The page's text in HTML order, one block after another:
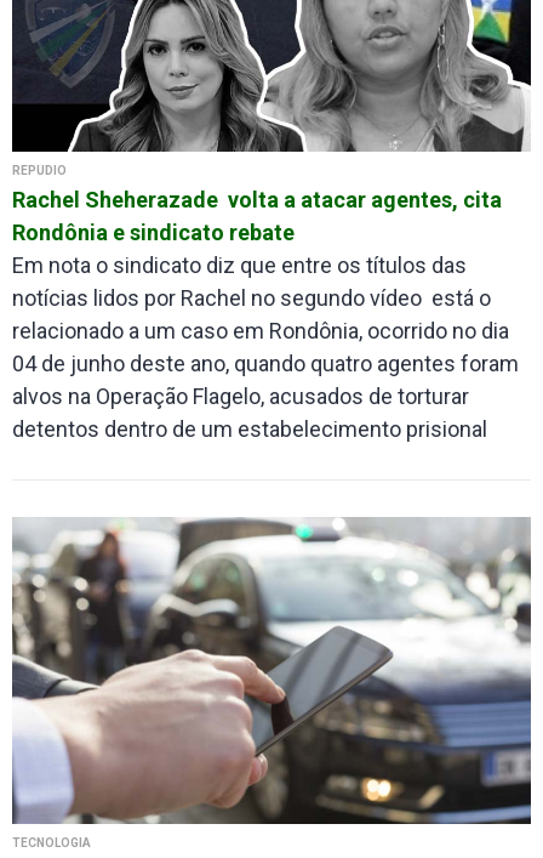
REPÚDIO
Rachel Sheherazade volta a atacar agentes, cita
Rondônia e sindicato rebate
Em nota o sindicato diz que entre os títulos das
notícias lidos por Rachel no segundo vídeo está o
relacionado a um caso em Rondônia, ocorrido no dia
04 de junho deste ano, quando quatro agentes foram
alvos na Operação Flagelo, acusados de torturar
detentos dentro de um estabelecimento prisional
TECNOLOGIA